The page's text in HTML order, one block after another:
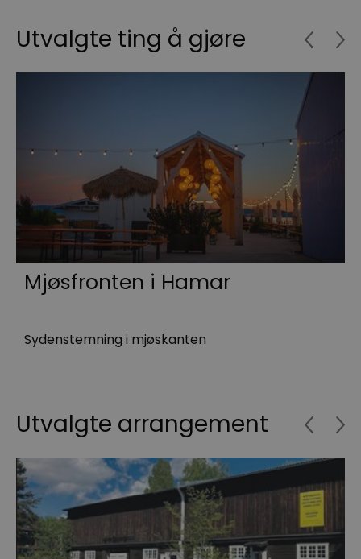
Utvalgte ting å gjøre
Mjøsfronten i Hamar
Sydenstemning i mjøskanten
Utvalgte arrangement